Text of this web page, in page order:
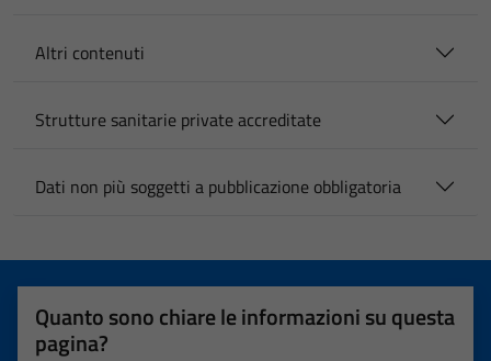
Altri contenuti
Strutture sanitarie private accreditate
Dati non più soggetti a pubblicazione obbligatoria
Quanto sono chiare le informazioni su questa
pagina?